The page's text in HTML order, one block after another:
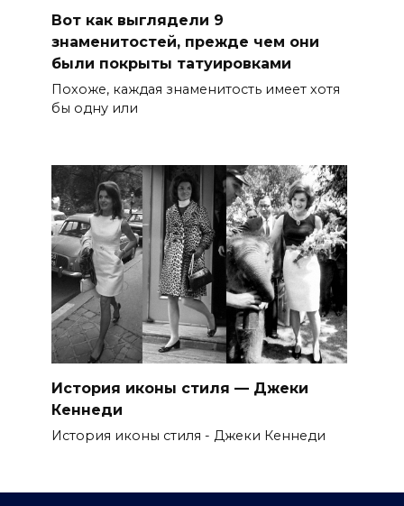
Вот как выглядели 9
знаменитостей, прежде чем они
были покрыты татуировками
Похоже, каждая знаменитость имеет хотя
бы одну или
История иконы стиля — Джеки
Кеннеди
История иконы стиля - Джеки Кеннеди